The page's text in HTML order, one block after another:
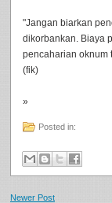
"Jangan biarkan
dikorbankan. Biaya
pencaharian oknum
(fik)
»
Posted in:
Newer Post